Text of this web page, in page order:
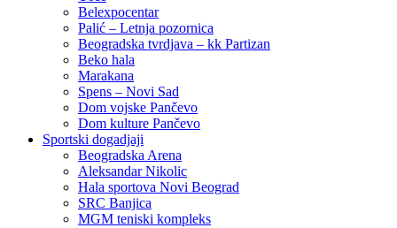
Belexpocentar
Palić – Letnja pozornica
Beogradska tvrdjava – kk Partizan
Beko hala
Marakana
Spens – Novi Sad
Dom vojske Pančevo
Dom kulture Pančevo
Sportski dogadjaji
Beogradska Arena
Aleksandar Nikolic
Hala sportova Novi Beograd
SRC Banjica
MGM teniski kompleks